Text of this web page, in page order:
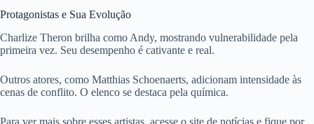
Protagonistas e Sua Evolução
Charlize Theron brilha como Andy, mostrando vulnerabilidade pela
primeira vez. Seu desempenho é cativante e real.
Outros atores, como Matthias Schoenaerts, adicionam intensidade às
cenas de conflito. O elenco se destaca pela química.
Para ver mais sobre esses artistas, acesse o site de notícias e fique por